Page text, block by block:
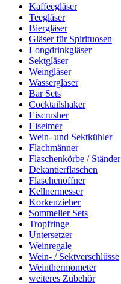
Kaffeegläser
Teegläser
Biergläser
Gläser für Spirituosen
Longdrinkgläser
Sektgläser
Weingläser
Wassergläser
Bar Sets
Cocktailshaker
Eiscrusher
Eiseimer
Wein- und Sektkühler
Flachmänner
Flaschenkörbe / Ständer
Dekantierflaschen
Flaschenöffner
Kellnermesser
Korkenzieher
Sommelier Sets
Tropfringe
Untersetzer
Weinregale
Wein- / Sektverschlüsse
Weinthermometer
weiteres Zubehör